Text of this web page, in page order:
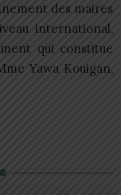
des maires
international,
qui constitue
Yawa Kouigan,